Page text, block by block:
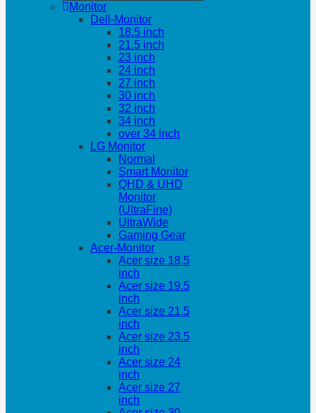
Monitor
Dell-Monitor
18.5 inch
21.5 inch
23 inch
24 inch
27 inch
30 inch
32 inch
34 inch
over 34 inch
LG Monitor
Normal
Smart Monitor
QHD & UHD
Monitor
(UltraFine)
UltraWide
Gaming Gear
Acer-Monitor
Acer size 18.5
inch
Acer size 19.5
inch
Acer size 21.5
inch
Acer size 23.5
inch
Acer size 24
inch
Acer size 27
inch